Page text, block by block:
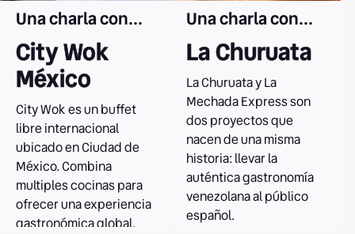
Una charla con...
City Wok
México
City Wok es un buffet
libre internacional
ubicado en Ciudad de
México. Combina
multiples cocinas para
ofrecer una experiencia
gastronómica global.
Una charla con...
La Churuata
La Churuata y La
Mechada Express son
dos proyectos que
nacen de una misma
historia: llevar la
auténtica gastronomía
venezolana al público
español.